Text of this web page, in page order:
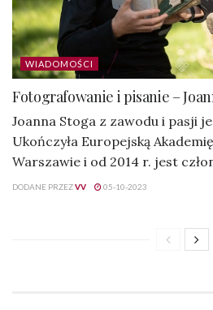
WIADOMOŚCI
Fotografowanie i pisanie –
Joanna Stoga z zawodu i pasji
Ukończyła Europejską
Warszawie i od 2014 r. jest
DODANE PRZEZVV 05-10-2023